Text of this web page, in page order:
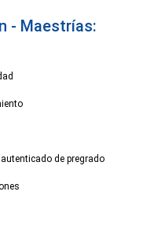
- Maestrías:
de pregrado